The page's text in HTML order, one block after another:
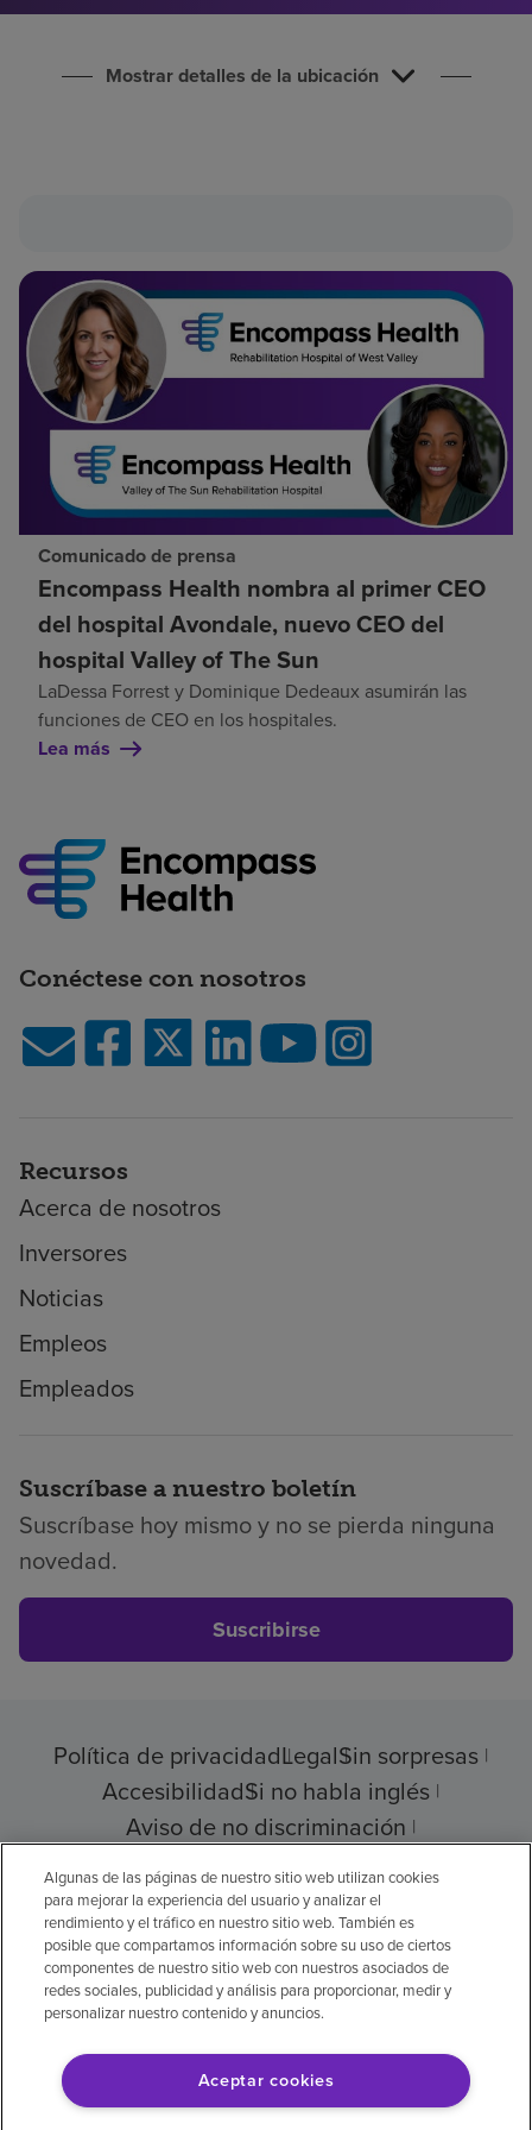
Buscar un centro
Mostrar detalles de la ubicación
Comunicado de prensa
Encompass Health nombra al primer CEO
del hospital Avondale, nuevo CEO del
hospital Valley of The Sun
LaDessa Forrest y Dominique Dedeaux asumirán las
funciones de CEO en los hospitales.
Lea más
Conéctese con nosotros
Recursos
Acerca de nosotros
Inversores
Noticias
Empleos
Empleados
Suscríbase a nuestro boletín
Suscríbase hoy mismo y no se pierda ninguna
novedad.
Suscribirse
Política de privacidadLegalSin sorpresas
AccesibilidadSi no habla inglés
Aviso de no discriminación
Cumplimiento de los proveedores
© 2026 Encompass Health Corporation
Preferencias de cookies
Aviso legal: Se tradujo con la ayuda de
Algunas de las páginas de nuestro sitio web utilizan cookies
para mejorar la experiencia del usuario y analizar el
rendimiento y el tráfico en nuestro sitio web. También es
posible que compartamos información sobre su uso de ciertos
componentes de nuestro sitio web con nuestros asociados de
redes sociales, publicidad y análisis para proporcionar, medir y
personalizar nuestro contenido y anuncios.
Aceptar cookies